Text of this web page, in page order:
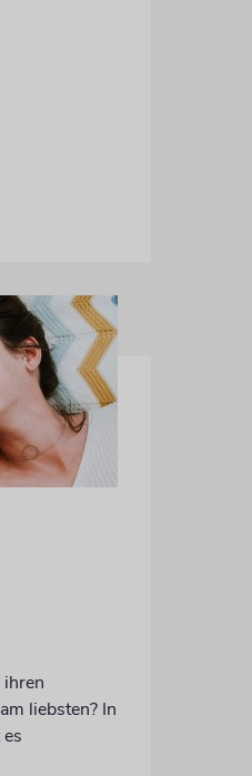
liebsten? In